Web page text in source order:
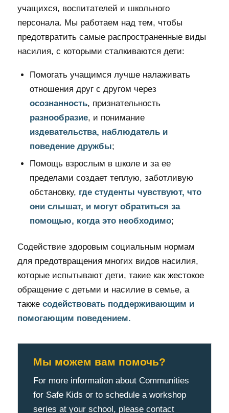
учащихся, воспитателей и школьного
персонала. Мы работаем над тем, чтобы
предотвратить самые распространенные виды
насилия, с которыми сталкиваются дети:
Помогать учащимся лучше налаживать
отношения друг с другом через
осознанность, признательность
разнообразие, и понимание
издевательства, наблюдатель и
поведение дружбы;
Помощь взрослым в школе и за ее
пределами создает теплую, заботливую
обстановку, где студенты чувствуют, что
они слышат, и могут обратиться за
помощью, когда это необходимо;
Содействие здоровым социальным нормам
для предотвращения многих видов насилия,
которые испытывают дети, такие как жестокое
обращение с детьми и насилие в семье, а
также содействовать поддерживающим и
помогающим поведением.
Мы можем вам помочь?
For more information about Communities
for Safe Kids or to schedule a workshop
series at your school, please contact